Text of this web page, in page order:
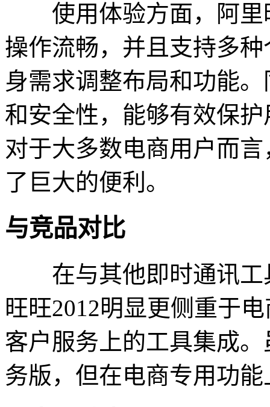
使用体验方面，阿里
操作流畅，并且支持多
身需求调整布局和功能
和安全性，能够有效保
对于大多数电商用户而
了巨大的便利。
与竞品对比
在与其他即时通讯工
旺旺2012明显更侧重于
客户服务上的工具集成
务版，但在电商专用功